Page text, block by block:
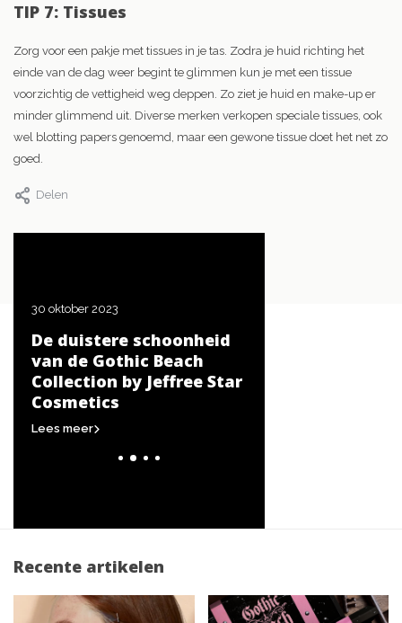
TIP 7: Tissues
Zorg voor een pakje met tissues in je tas. Zodra je huid richting het
einde van de dag weer begint te glimmen kun je met een tissue
voorzichtig de vettigheid weg deppen. Zo ziet je huid en make-up er
minder glimmend uit. Diverse merken verkopen speciale tissues, ook
wel blotting papers genoemd, maar een gewone tissue doet het net zo
goed.
Delen
30 oktober 2023
De duistere schoonheid
van de Gothic Beach
Collection by Jeffree Star
Cosmetics
Lees meer
Recente artikelen